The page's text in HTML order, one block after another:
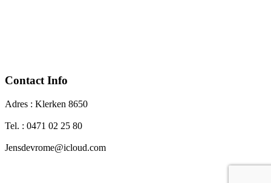
Contact Info
Adres : Klerken 8650
Tel. : 0471 02 25 80
Jensdevrome@icloud.com